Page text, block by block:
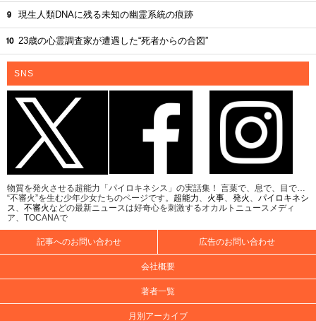
現生人類DNAに残る未知の幽霊系統の痕跡
23歳の心霊調査家が遭遇した“死者からの合図”
SNS
物質を発火させる超能力「パイロキネシス」の実話集！ 言葉で、息で、目で…
“不審火”を生む少年少女たちのページです。 超能力、 火事、 発火 、 パイロキネシ
ス、 不審火などの最新ニュースは好奇心を刺激するオカルトニュースメディ
ア、TOCANAで
記事へのお問い合わせ 広告のお問い合わせ
会社概要
著者一覧
月別アーカイブ